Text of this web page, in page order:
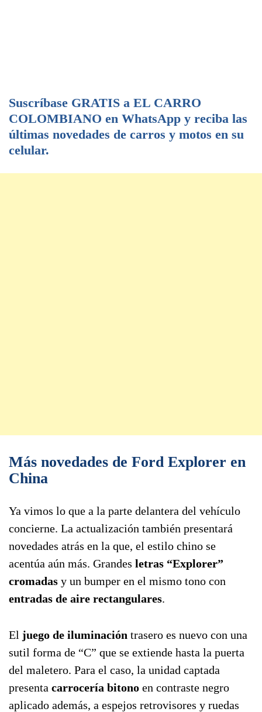
Suscríbase GRATIS a EL CARRO
COLOMBIANO en WhatsApp y reciba las
últimas novedades de carros y motos en su
celular.
Más novedades de Ford Explorer en
China
Ya vimos lo que a la parte delantera del vehículo
concierne. La actualización también presentará
novedades atrás en la que, el estilo chino se
acentúa aún más. Grandes letras “Explorer”
cromadas y un bumper en el mismo tono con
entradas de aire rectangulares.
El juego de iluminación trasero es nuevo con una
sutil forma de “C” que se extiende hasta la puerta
del maletero. Para el caso, la unidad captada
presenta carrocería bitono en contraste negro
aplicado además, a espejos retrovisores y ruedas